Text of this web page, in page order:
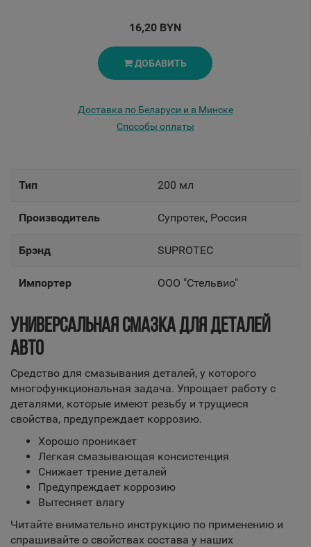
16,20 BYN
ДОБАВИТЬ
Доставка по Беларуси и в Минске
Способы оплаты
Тип 200 мл
Производитель Супротек, Россия
Брэнд SUPROTEC
Импортер ООО "Стельвио"
УНИВЕРСАЛЬНАЯ СМАЗКА ДЛЯ ДЕТАЛЕЙ
АВТО
Средство для смазывания деталей, у которого
многофункциональная задача. Упрощает работу с
деталями, которые имеют резьбу и трущиеся
свойства, предупреждает коррозию.
Хорошо проникает
Легкая смазывающая консистенция
Снижает трение деталей
Предупреждает коррозию
Вытесняет влагу
Читайте внимательно инструкцию по применению и
спрашивайте о свойствах состава у наших